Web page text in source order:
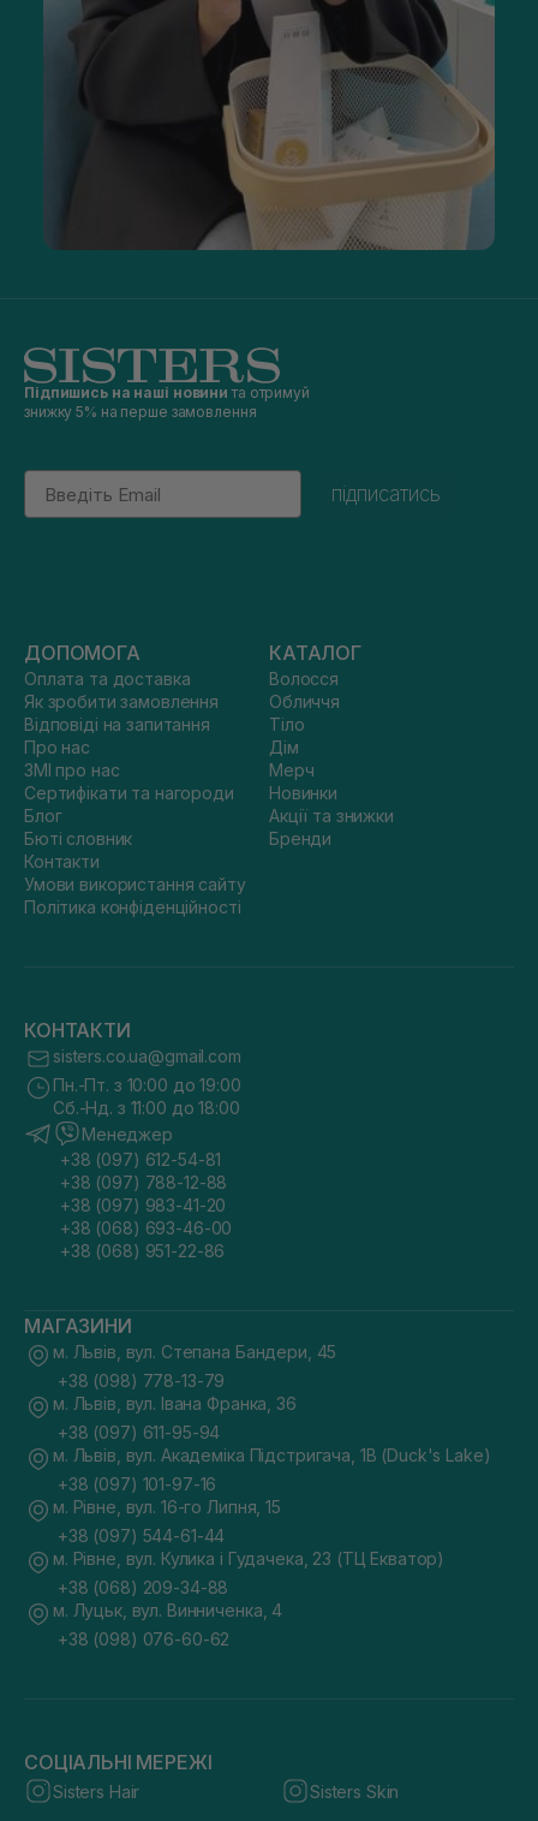
Підпишись на наші новини та отримуй
знижку 5% на перше замовлення
Email
підписатись
ДОПОМОГА
Оплата та доставка
Як зробити замовлення
Відповіді на запитання
Про нас
ЗМІ про нас
Сертифікати та нагороди
Блог
Бюті словник
Контакти
Умови використання сайту
Політика конфіденційності
КАТАЛОГ
Волосся
Обличчя
Тіло
Дім
Мерч
Новинки
Акції та знижки
Бренди
КОНТАКТИ
sisters.co.ua@gmail.com
Пн.-Пт. з 10:00 до 19:00
Сб.-Нд. з 11:00 до 18:00
Менеджер
+38 (097) 612-54-81
+38 (097) 788-12-88
+38 (097) 983-41-20
+38 (068) 693-46-00
+38 (068) 951-22-86
МАГАЗИНИ
м. Львів, вул. Степана Бандери, 45
+38 (098) 778-13-79
м. Львів, вул. Івана Франка, 36
+38 (097) 611-95-94
м. Львів, вул. Академіка Підстригача, 1В (Duck's Lake)
+38 (097) 101-97-16
м. Рівне, вул. 16-го Липня, 15
+38 (097) 544-61-44
м. Рівне, вул. Кулика і Гудачека, 23 (ТЦ Екватор)
+38 (068) 209-34-88
м. Луцьк, вул. Винниченка, 4
+38 (098) 076-60-62
СОЦІАЛЬНІ МЕРЕЖІ
Sisters Hair Sisters Skin